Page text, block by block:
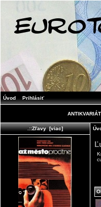
Úvod Prihlásiť
ANTIKVARIÁT
.::Zľavy [viac]